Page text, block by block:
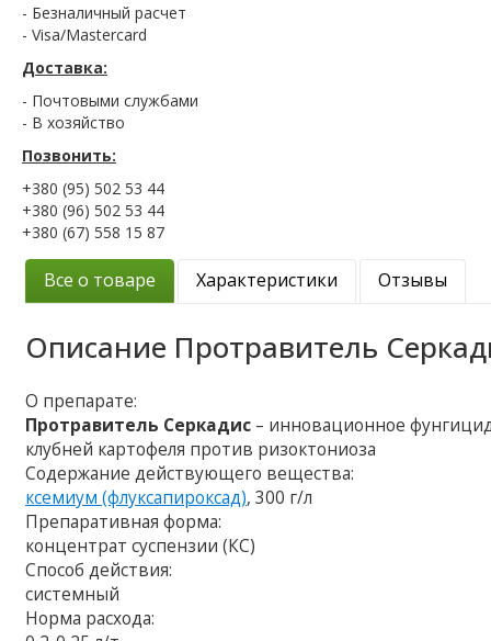
- Безналичный расчет
- Visa/Mastercard
Доставка:
- Почтовыми службами
- В хозяйство
Позвонить:
+380 (95) 502 53 44
+380 (96) 502 53 44
+380 (67) 558 15 87
Все о товаре Характеристики Отзывы
Описание Протравитель
О препарате:
Протравитель Серкадис – инновационное
клубней картофеля против ризоктониоза
Содержание действующего вещества:
ксемиум (флуксапироксад), 300 г/л
Препаративная форма:
концентрат суспензии (КС)
Способ действия:
системный
Норма расхода: